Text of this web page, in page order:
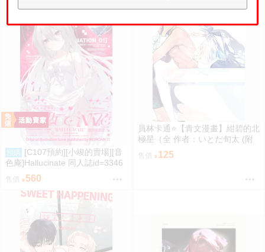
預購
[C107預約][小竣的賣場][音
色庵]Hallucinate 同人誌id=3346
560
員林卡通⭐️【青文漫畫】紺碧的北
極星（全 作者：いとだ旬太 (附
尼采書套)
125